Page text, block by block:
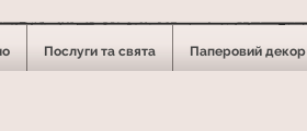
Послуги та свята Паперовий декор